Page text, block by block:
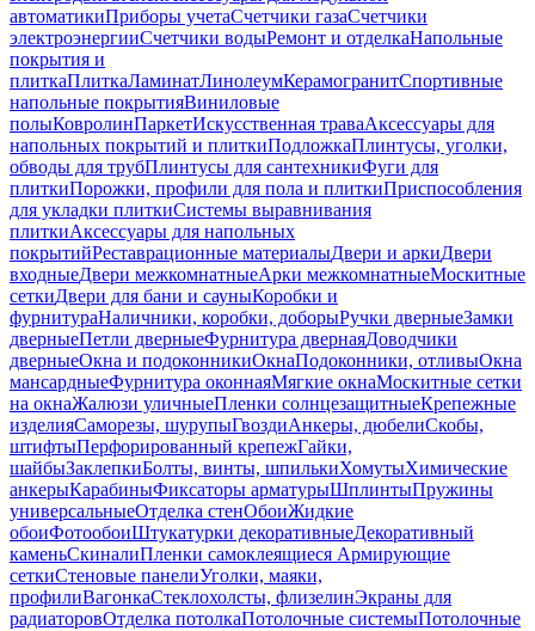
автоматикиПриборы учетаСчетчики газаСчетчики
электроэнергииСчетчики водыРемонт и отделкаНапольные
покрытия и
плиткаПлиткаЛаминатЛинолеумКерамогранитСпортивные
напольные покрытияВиниловые
полыКовролинПаркетИскусственная траваАксессуары для
напольных покрытий и плиткиПодложкаПлинтусы, уголки,
обводы для трубПлинтусы для сантехникиФуги для
плиткиПорожки, профили для пола и плиткиПриспособления
для укладки плиткиСистемы выравнивания
плиткиАксессуары для напольных
покрытийРеставрационные материалыДвери и аркиДвери
входныеДвери межкомнатныеАрки межкомнатныеМоскитные
сеткиДвери для бани и сауныКоробки и
фурнитураНаличники, коробки, доборыРучки дверныеЗамки
дверныеПетли дверныеФурнитура двернаяДоводчики
дверныеОкна и подоконникиОкнаПодоконники, отливыОкна
мансардныеФурнитура оконнаяМягкие окнаМоскитные сетки
на окнаЖалюзи уличныеПленки солнцезащитныеКрепежные
изделияСаморезы, шурупыГвоздиАнкеры, дюбелиСкобы,
штифтыПерфорированный крепежГайки,
шайбыЗаклепкиБолты, винты, шпилькиХомутыХимические
анкерыКарабиныФиксаторы арматурыШплинтыПружины
универсальныеОтделка стенОбоиЖидкие
обоиФотообоиШтукатурки декоративныеДекоративный
каменьСкиналиПленки самоклеящиеся Армирующие
сеткиСтеновые панелиУголки, маяки,
профилиВагонкаСтеклохолсты, флизелинЭкраны для
радиаторовОтделка потолкаПотолочные системыПотолочные